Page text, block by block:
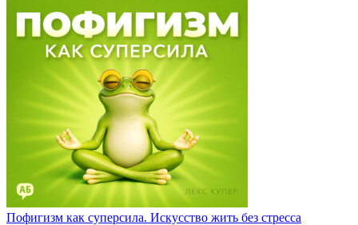
Пофигизм как суперсила. Искусство жить без стресса